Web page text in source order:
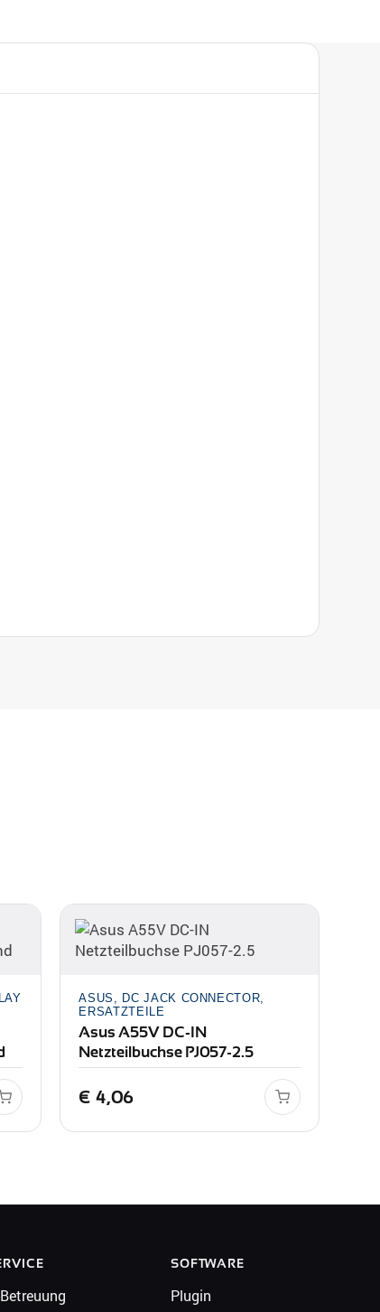
ASUS, DC JACK CONNECTOR,
ERSATZTEILE
Asus A55V DC-IN
Netzteilbuchse PJ057-2.5
€ 4,06
SOFTWARE
Plugin